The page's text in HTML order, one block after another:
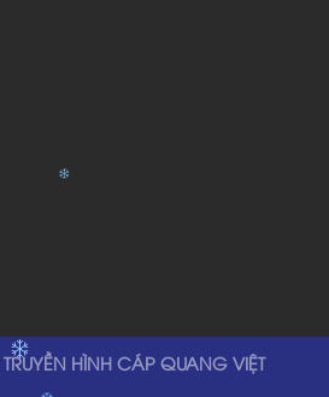
TRUYỀN HÌNH CÁP QUANG VIỆT